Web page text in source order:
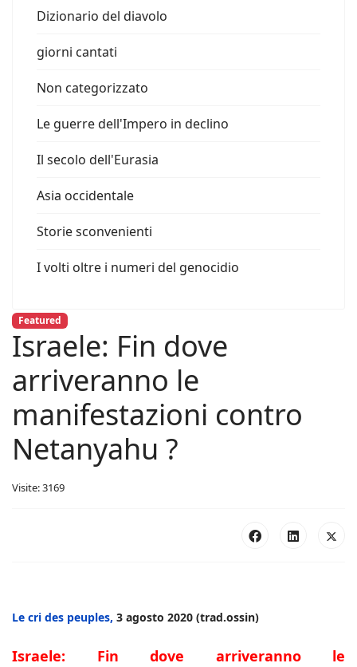
Dizionario del diavolo
giorni cantati
Non categorizzato
Le guerre dell'Impero in declino
Il secolo dell'Eurasia
Asia occidentale
Storie sconvenienti
I volti oltre i numeri del genocidio
Featured
Israele: Fin dove
arriveranno le
manifestazioni contro
Netanyahu ?
Visite: 3169
Le cri des peuples, 3 agosto 2020 (trad.ossin)
Israele: Fin dove arriveranno le